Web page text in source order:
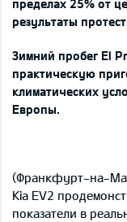
пределах 25% от
результаты
Зимний пробег El
практическую
климатических
Европы.
(Франкфурт-на-
Kia EV2
показатели в